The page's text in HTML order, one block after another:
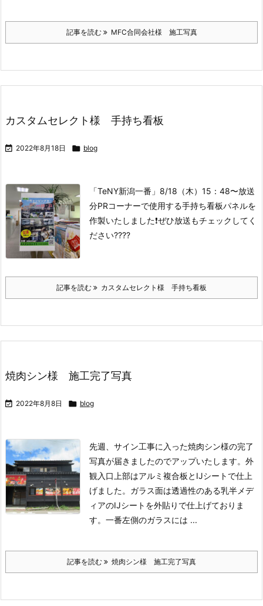
記事を読む MFC合同会社様 施工写真
カスタムセレクト様 手持ち看板
 2022年8月18日  blog
「TeNY新潟一番」8/18（木）15：48〜放送
分PRコーナーで使用する手持ち看板パネルを
作製いたしました❗️ぜひ放送もチェックしてく
ださい????
記事を読む カスタムセレクト様 手持ち看板
焼肉シン様 施工完了写真
 2022年8月8日  blog
先週、サイン工事に入った焼肉シン様の完了
写真が届きましたのでアップいたします。 外
観入口上部はアルミ複合板とIJシートで仕上
げました。ガラス面は透過性のある乳半メデ
ィアのIJシートを外貼りで仕上げておりま
す。一番左側のガラスには ...
記事を読む 焼肉シン様 施工完了写真